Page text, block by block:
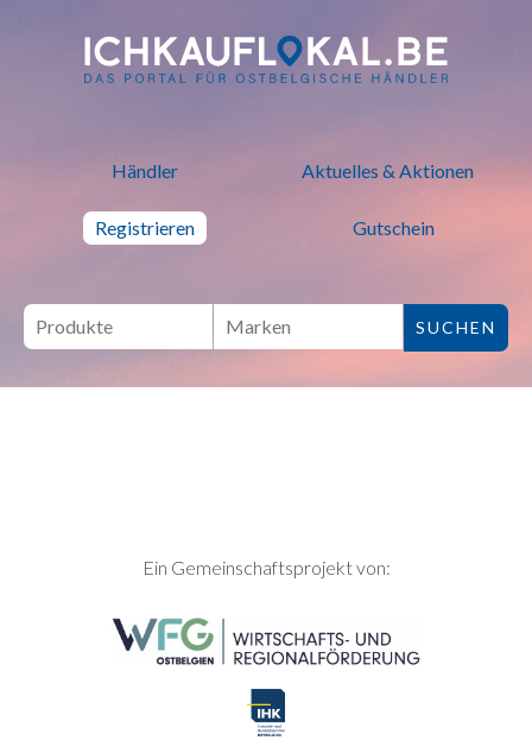
ich kauf lokal - Bei lokalen
Händler Aktuelles & Aktionen
Registrieren Gutschein
SEITENFUSSEin Gemeinschaftsprojekt von: